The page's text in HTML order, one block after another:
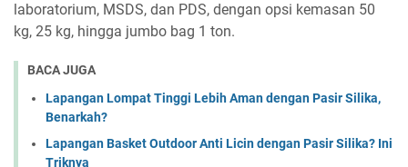
laboratorium, MSDS, dan PDS, dengan opsi kemasan 50
kg, 25 kg, hingga jumbo bag 1 ton.
BACA JUGA
Lapangan Lompat Tinggi Lebih Aman dengan Pasir Silika,
Benarkah?
Lapangan Basket Outdoor Anti Licin dengan Pasir Silika? Ini
Triknya